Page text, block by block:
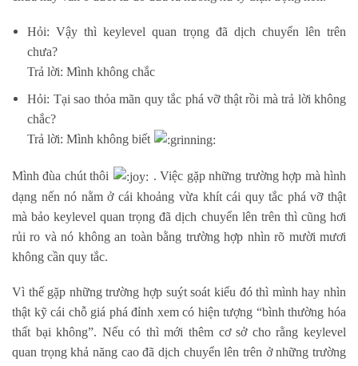
Hỏi: Vậy thì keylevel quan trọng đã dịch chuyển lên trên
chưa?
Trả lời: Mình không chắc
Hỏi: Tại sao thỏa mãn quy tắc phá vỡ thật rồi mà trả lời không
chắc?
Trả lời: Mình không biết
Mình đùa chút thôi
. Việc gặp những trường hợp mà hình
dạng nến nó nằm ở cái khoảng vừa khít cái quy tắc phá vỡ thật
mà bảo keylevel quan trọng đã dịch chuyển lên trên thì cũng hơi
rủi ro và nó không an toàn bằng trường hợp nhìn rõ mười mươi
không cần quy tắc.
Vì thế gặp những trường hợp suýt soát kiểu đó thì mình hay nhìn
thật kỹ cái chỗ giá phá đỉnh xem có hiện tượng “bình thường hóa
thất bại không”. Nếu có thì mới thêm cơ sở cho rằng keylevel
quan trọng khả năng cao đã dịch chuyển lên trên ở những trường